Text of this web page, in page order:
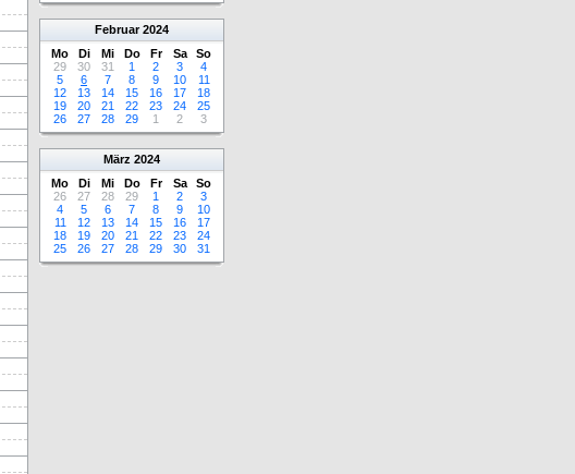
Februar 2024
Mo
Di Mi Do Fr Sa
So
29
30 31 1 2 3
4
5
6 7 8 9 10
11
12
13 14 15 16 17
18
19
20 21 22 23 24
25
26
27 28 29 1 2 3
März 2024
Mo
Di Mi Do Fr Sa
So
26
27 28 29 1 2
3
4
5 6 7 8 9
10
11
12 13 14 15 16
17
18
19 20 21 22 23
24
25
26 27 28 29 30 31